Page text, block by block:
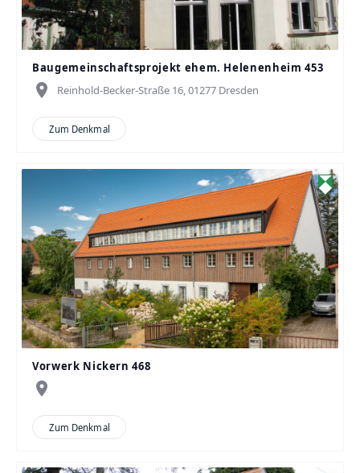
Baugemeinschaftsprojekt ehem. Helenenheim 453
place Reinhold-Becker-Straße 16, 01277 Dresden
Zum Denkmal
Vorwerk Nickern 468
place
Zum Denkmal